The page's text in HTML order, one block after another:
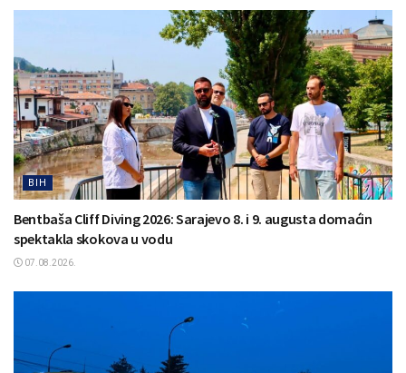
BIH
Bentbaša Cliff Diving 2026: Sarajevo 8. i 9. augusta domaćin
spektakla skokova u vodu
07.08.2026.